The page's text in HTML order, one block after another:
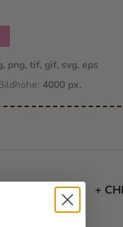
png, tif, gif, svg, eps
4000 px.
+